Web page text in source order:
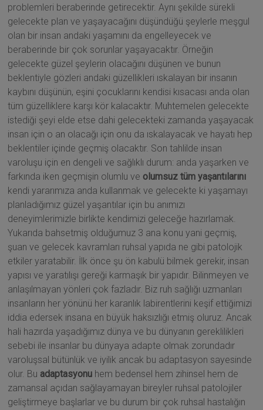
problemleri beraberinde getirecektir. Aynı şekilde sürekli
gelecekte plan ve yaşayacağını düşündüğü şeylerle meşgul
olan bir insan andaki yaşamını da engelleyecek ve
beraberinde bir çok sorunlar yaşayacaktır. Örneğin
gelecekte güzel şeylerin olacağını düşünen ve bunun
beklentiyle gözleri andaki güzellikleri ıskalayan bir insanın
kaybını düşünün, eşini çocuklarını kendisi kısacası anda olan
tüm güzelliklere karşı kör kalacaktır. Muhtemelen gelecekte
istediği şeyi elde etse dahi gelecekteki zamanda yaşayacak
insan için o an olacağı için onu da ıskalayacak ve hayatı hep
beklentiler içinde geçmiş olacaktır. Son tahlilde insan
varoluşu için en dengeli ve sağlıklı durum: anda yaşarken ve
farkında iken geçmişin olumlu ve olumsuz tüm yaşantılarını
kendi yararımıza anda kullanmak ve gelecekte ki yaşamayı
planladığımız güzel yaşantılar için bu anımızı
deneyimlerimizle birlikte kendimizi geleceğe hazırlamak.
Yukarıda bahsetmiş olduğumuz 3 ana konu yani geçmiş,
şuan ve gelecek kavramları ruhsal yapıda ne gibi patolojik
etkiler yaratabilir. İlk önce şu ön kabulü bilmek gerekir, insan
yapısı ve yaratılışı gereği karmaşık bir yapıdır. Bilinmeyen ve
anlaşılmayan yönleri çok fazladır. Biz ruh sağlığı uzmanları
insanların her yönünü her karanlık labirentlerini keşif ettiğimizi
iddia edersek insana en büyük haksızlığı etmiş oluruz. Ancak
hali hazırda yaşadığımız dünya ve bu dünyanın gereklilikleri
sebebi ile insanlar bu dünyaya adapte olmak zorundadır
varoluşsal bütünlük ve iyilik ancak bu adaptasyon sayesinde
olur. Bu adaptasyonu hem bedensel hem zihinsel hem de
zamansal açıdan sağlayamayan bireyler ruhsal patolojiler
geliştirmeye başlarlar ve bu durum bir çok ruhsal hastalığın